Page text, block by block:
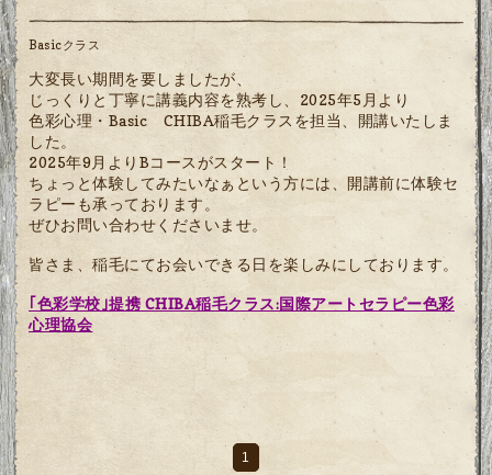
Basicクラス
大変長い期間を要しましたが、
じっくりと丁寧に講義内容を熟考し、2025年5月より
色彩心理・Basic CHIBA稲毛クラスを担当、開講いたしま
した。
2025年9月よりBコースがスタート！
ちょっと体験してみたいなぁという方には、開講前に体験セ
ラピーも承っております。
ぜひお問い合わせくださいませ。
皆さま、稲毛にてお会いできる日を楽しみにしております。
｢色彩学校｣提携 CHIBA稲毛クラス:国際アートセラピー色彩
心理協会
1